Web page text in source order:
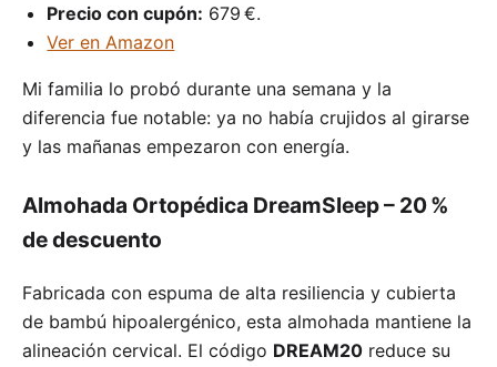
Precio con cupón: 679 €.
Ver en Amazon
Mi familia lo probó durante una semana y la
diferencia fue notable: ya no había crujidos al girarse
y las mañanas empezaron con energía.
Almohada Ortopédica DreamSleep – 20 %
de descuento
Fabricada con espuma de alta resiliencia y cubierta
de bambú hipoalergénico, esta almohada mantiene la
alineación cervical. El código DREAM20 reduce su